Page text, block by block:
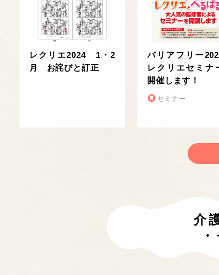
レクリエ2024 1・2
月 お詫びと訂正
バリアフリー
レクリエセミナ
開催します！
セミナー
介